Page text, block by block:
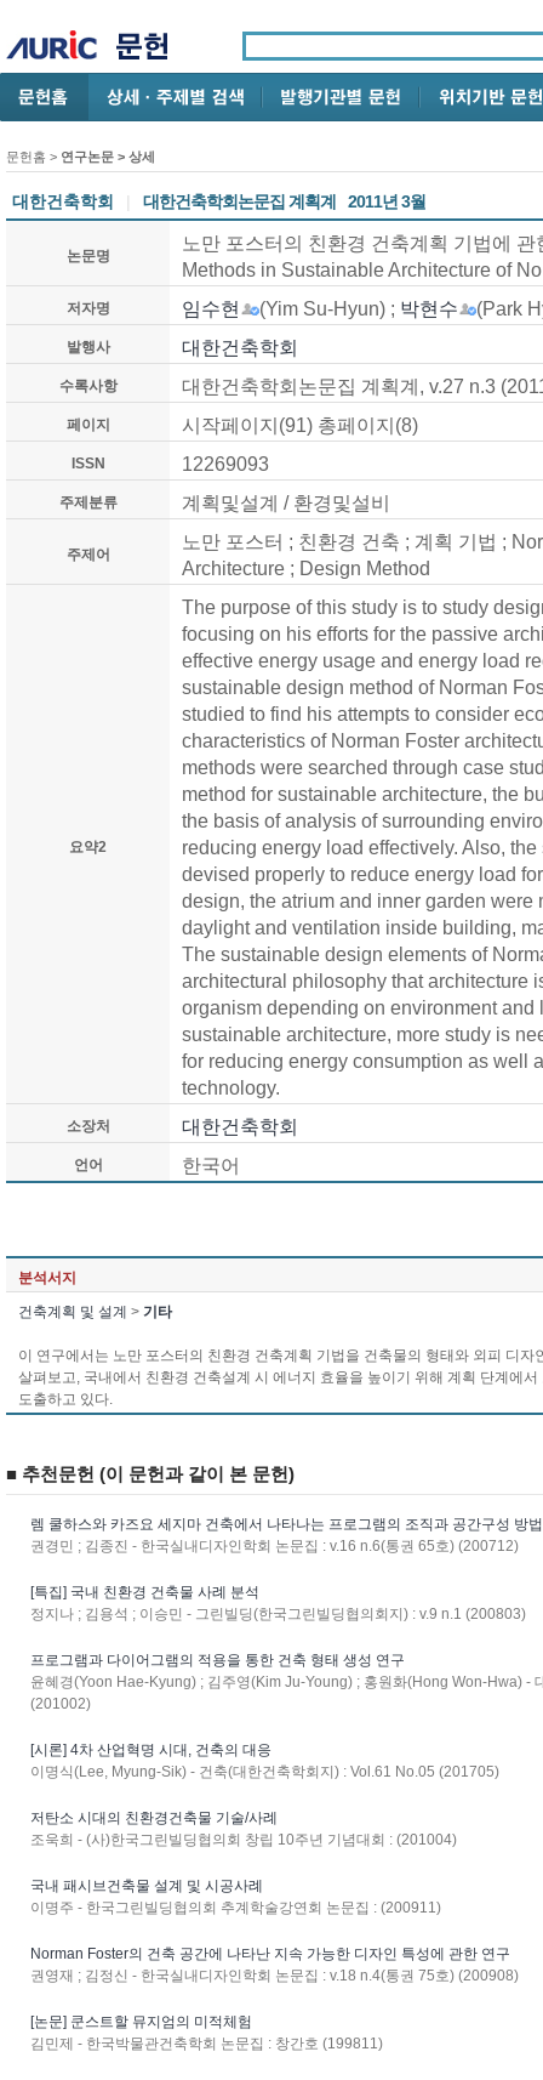
문헌홈 > 연구논문 > 상세
대한건축학회 | 대한건축학회논문집 계획계 2011년 3월
논문명
노만 포스터의 친환경 건축계획 기법에
Methods in Sustainable Architecture of
저자명 임수현 (Yim Su-Hyun) ; 박현수 (Park
발행사 대한건축학회
수록사항 대한건축학회논문집 계획계, v.27 n.3
페이지 시작페이지(91) 총페이지(8)
ISSN 12269093
주제분류 계획및설계 / 환경및설비
주제어
노만 포스터 ; 친환경 건축 ; 계획 기법 ;
Architecture ; Design Method
요약2
The purpose of this study is to study
focusing on his efforts for the passive
effective energy usage and energy load
sustainable design method of Norman
studied to find his attempts to consider
characteristics of Norman Foster
methods were searched through case
method for sustainable architecture, the
the basis of analysis of surrounding
reducing energy load effectively. Also,
devised properly to reduce energy load
design, the atrium and inner garden were
daylight and ventilation inside building,
The sustainable design elements of
architectural philosophy that architecture
organism depending on environment
sustainable architecture, more study is
for reducing energy consumption as well
technology.
소장처 대한건축학회
언어 한국어
분석서지
건축계획 및 설계 > 기타
이 연구에서는 노만 포스터의 친환경 건축계획 기법을 건축물의 형태와 외피 디
살펴보고, 국내에서 친환경 건축설계 시 에너지 효율을 높이기 위해 계획 단계에
도출하고 있다.
■ 추천문헌 (이 문헌과 같이 본 문헌)
렘 쿨하스와 카즈요 세지마 건축에서 나타나는 프로그램의 조직과 공간구성 방
권경민 ; 김종진 - 한국실내디자인학회 논문집 : v.16 n.6(통권 65호) (200712)
[특집] 국내 친환경 건축물 사례 분석
정지나 ; 김용석 ; 이승민 - 그린빌딩(한국그린빌딩협의회지) : v.9 n.1 (200803)
프로그램과 다이어그램의 적용을 통한 건축 형태 생성 연구
윤혜경(Yoon Hae-Kyung) ; 김주영(Kim Ju-Young) ; 홍원화(Hong Won-Hwa) -
(201002)
[시론] 4차 산업혁명 시대, 건축의 대응
이명식(Lee, Myung-Sik) - 건축(대한건축학회지) : Vol.61 No.05 (201705)
저탄소 시대의 친환경건축물 기술/사례
조욱희 - (사)한국그린빌딩협의회 창립 10주년 기념대회 : (201004)
국내 패시브건축물 설계 및 시공사례
이명주 - 한국그린빌딩협의회 추계학술강연회 논문집 : (200911)
Norman Foster의 건축 공간에 나타난 지속 가능한 디자인 특성에 관한 연구
권영재 ; 김정신 - 한국실내디자인학회 논문집 : v.18 n.4(통권 75호) (200908)
[논문] 쿤스트할 뮤지엄의 미적체험
김민제 - 한국박물관건축학회 논문집 : 창간호 (199811)